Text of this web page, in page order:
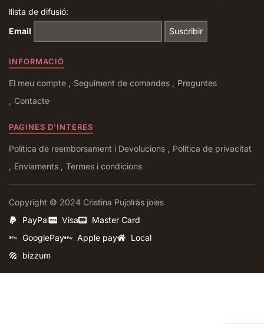
llista de difusió:
Email
INFORMACIÓ
El meu compte Seguiment de comandes
Preguntes
Contacte
PAGINES D'INTERES
Política de reemborsament i Devolucions
Política de privacitat
Enviaments
Termes i condicions
Copyright © 2024 Cristina Pujolràs joies
PayPal
Visa
Master Card
GooglePay
Apple pay
Local
bizzum